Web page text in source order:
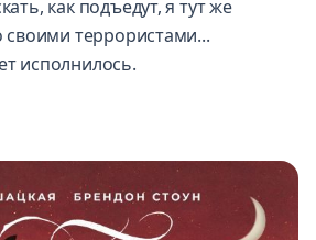
как подъедут, я тут же
своими террористами...
исполнилось.